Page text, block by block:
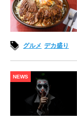
グルメ デカ盛り
NEWS